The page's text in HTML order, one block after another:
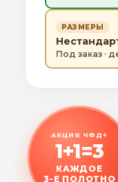
РАЗМЕРЫ
Под заказ ·
АКЦИЯ ЧФД+
1+1=3
КАЖДОЕ
3-Е ПОЛОТНО